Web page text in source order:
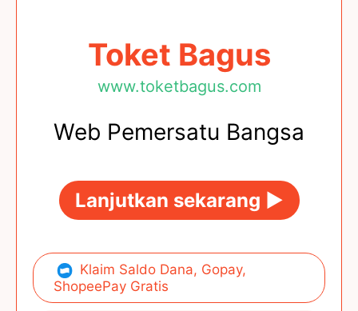
Toket Bagus
www.toketbagus.com
Web Pemersatu Bangsa
Lanjutkan sekarang ►
Klaim Saldo Dana, Gopay,
ShopeePay Gratis